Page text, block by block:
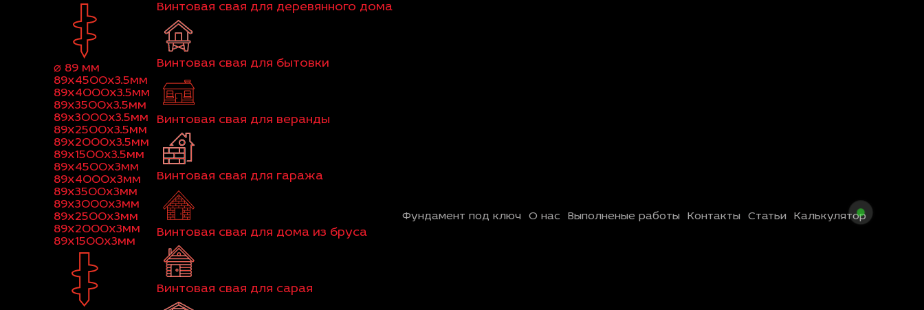
⌀ 89 мм
89x4500x3.5мм
89x4000x3.5мм
89x3500x3.5мм
89x3000x3.5мм
89x2500x3.5мм
89x2000x3.5мм
89x1500x3.5мм
89x4500x3мм
89x4000x3мм
89x3500x3мм
89x3000x3мм
89x2500x3мм
89x2000x3мм
89x1500x3мм
Винтовая свая для деревянного дома
Винтовая свая для бытовки
Винтовая свая для веранды
Винтовая свая для гаража
Винтовая свая для дома из бруса
Винтовая свая для сарая
Фундамент под ключ О нас Выполненые работы Контакты Статьи Калькулятор